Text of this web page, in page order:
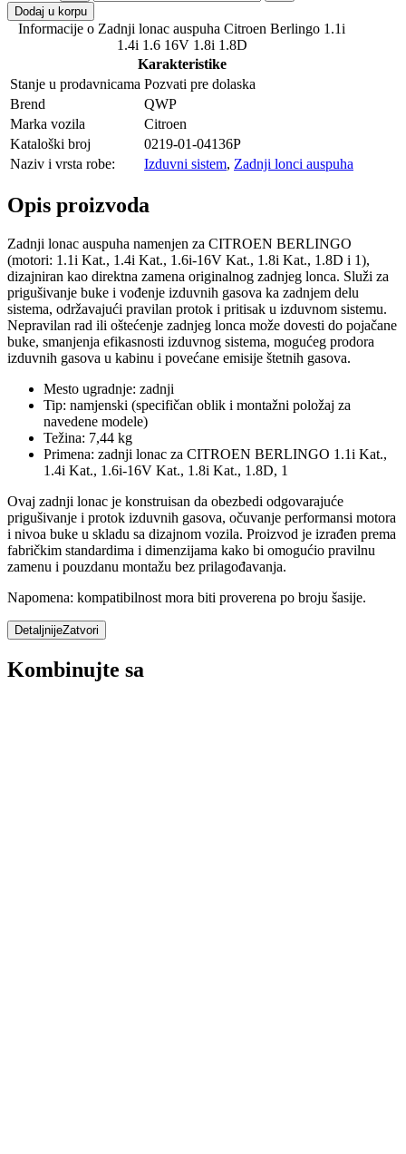
Dodaj u korpu
Informacije o Zadnji lonac auspuha Citroen Berlingo 1.1i
1.4i 1.6 16V 1.8i 1.8D
Karakteristike
Stanje u prodavnicama Pozvati pre dolaska
Brend
QWP
Marka vozila
Citroen
Kataloški broj
0219-01-04136P
Naziv i vrsta robe:
Izduvni sistem, Zadnji lonci auspuha
Opis proizvoda
Zadnji lonac auspuha namenjen za CITROEN BERLINGO
(motori: 1.1i Kat., 1.4i Kat., 1.6i-16V Kat., 1.8i Kat., 1.8D i 1),
dizajniran kao direktna zamena originalnog zadnjeg lonca. Služi za
prigušivanje buke i vođenje izduvnih gasova ka zadnjem delu
sistema, održavajući pravilan protok i pritisak u izduvnom sistemu.
Nepravilan rad ili oštećenje zadnjeg lonca može dovesti do pojačane
buke, smanjenja efikasnosti izduvnog sistema, mogućeg prodora
izduvnih gasova u kabinu i povećane emisije štetnih gasova.
Mesto ugradnje: zadnji
Tip: namjenski (specifičan oblik i montažni položaj za
navedene modele)
Težina: 7,44 kg
Primena: zadnji lonac za CITROEN BERLINGO 1.1i Kat.,
1.4i Kat., 1.6i-16V Kat., 1.8i Kat., 1.8D, 1
Ovaj zadnji lonac je konstruisan da obezbedi odgovarajuće
prigušivanje i protok izduvnih gasova, očuvanje performansi motora
i nivoa buke u skladu sa dizajnom vozila. Proizvod je izrađen prema
fabričkim standardima i dimenzijama kako bi omogućio pravilnu
zamenu i pouzdanu montažu bez prilagođavanja.
Napomena: kompatibilnost mora biti proverena po broju šasije.
DetaljnijeZatvori
Kombinujte sa